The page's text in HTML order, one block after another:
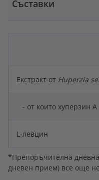
Съставки
Екстракт от Huperzia
- от които хуперзин А
L-левцин
*Препоръчителна
дневен прием) все още